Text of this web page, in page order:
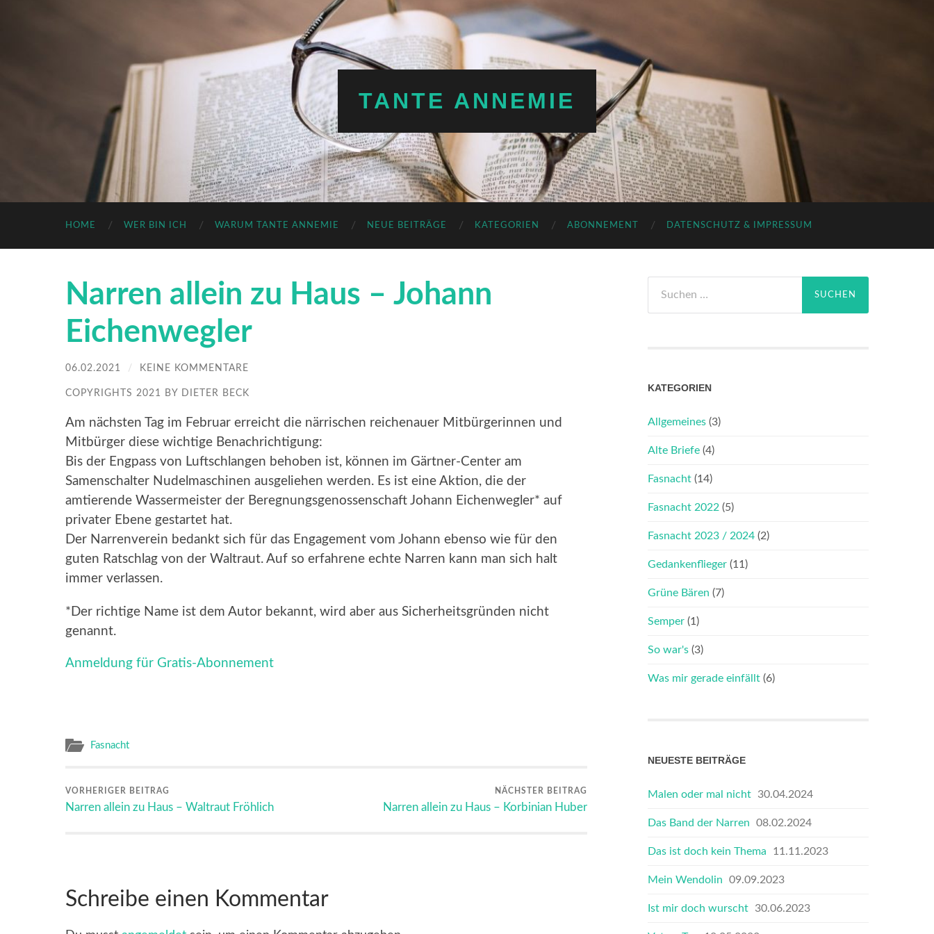
TANTE ANNEMIE
HOME WER BIN ICH WARUM TANTE ANNEMIE NEUE BEITRÄGE KATEGORIEN ABONNEMENT DATENSCHUTZ & IMPRESSUM
Narren allein zu Haus – Johann
Eichenwegler
06.02.2021 / KEINE KOMMENTARE
COPYRIGHTS 2021 BY DIETER BECK
Am nächsten Tag im Februar erreicht die närrischen reichenauer Mitbürgerinnen und
Mitbürger diese wichtige Benachrichtigung:
Bis der Engpass von Luftschlangen behoben ist, können im Gärtner-Center am
Samenschalter Nudelmaschinen ausgeliehen werden. Es ist eine Aktion, die der
amtierende Wassermeister der Beregnungsgenossenschaft Johann Eichenwegler* auf
privater Ebene gestartet hat.
Der Narrenverein bedankt sich für das Engagement vom Johann ebenso wie für den
guten Ratschlag von der Waltraut. Auf so erfahrene echte Narren kann man sich halt
immer verlassen.
*Der richtige Name ist dem Autor bekannt, wird aber aus Sicherheitsgründen nicht
genannt.
Anmeldung für Gratis-Abonnement
Fasnacht
VORHERIGER BEITRAG
Narren allein zu Haus – Waltraut Fröhlich
NÄCHSTER BEITRAG
Narren allein zu Haus – Korbinian Huber
Schreibe einen Kommentar
nach:
KATEGORIEN
Allgemeines (3)
Alte Briefe (4)
Fasnacht (14)
Fasnacht 2022 (5)
Fasnacht 2023 / 2024 (2)
Gedankenflieger (11)
Grüne Bären (7)
Semper (1)
So war's (3)
Was mir gerade einfällt (6)
NEUESTE BEITRÄGE
Malen oder mal nicht 30.04.2024
Das Band der Narren 08.02.2024
Das ist doch kein Thema 11.11.2023
Mein Wendolin 09.09.2023
Ist mir doch wurscht 30.06.2023